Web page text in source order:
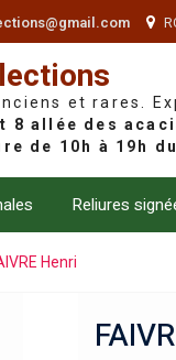
et rares.
Reliures
Henri